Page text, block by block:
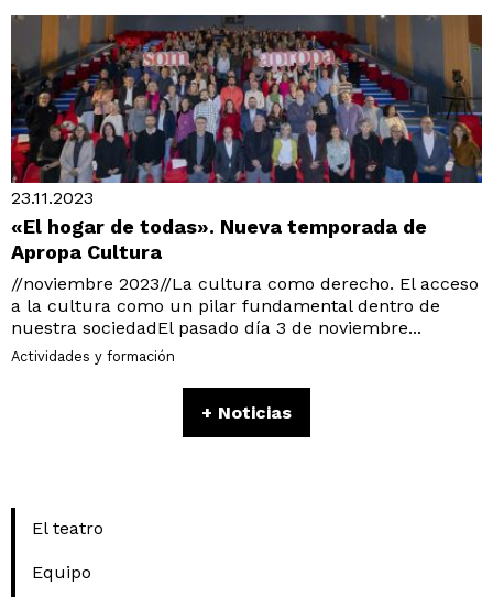
23.11.2023
«El hogar de todas». Nueva temporada de
Apropa Cultura
//noviembre 2023//La cultura como derecho. El acceso
a la cultura como un pilar fundamental dentro de
nuestra sociedadEl pasado día 3 de noviembre...
Actividades y formación
+ Noticias
El teatro
Equipo